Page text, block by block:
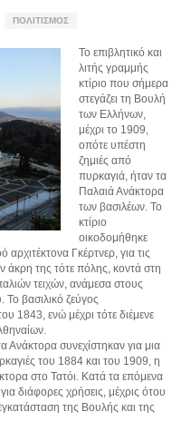
ΠΟΛΙΤΙΣΜΌΣ
Το επιβλητικό και
λιτής γραμμής
κτίριο που σήμερα
στεγάζει τη Βουλή
των Ελλήνων,
μέχρι το 1909,
οπότε υπέστη
ζημιές από
πυρκαγιά, ήταν τα
Παλαιά Ανάκτορα
των βασιλέων. Το
κτίριο
οικοδομήθηκε
Γκέρτνερ, για τις
άκρη της τότε πόλης, κοντά στη
τειχών, ανάμεσα στους
βασιλικό ζεύγος
1843, ενώ μέχρι τότε διέμενε
Ανάκτορα συνεχίστηκαν για μια
του 1884 και του 1909, η
στο Τατόι. Κατά τα επόμενα
διάφορες χρήσεις, μέχρις ότου
της Βουλής και της